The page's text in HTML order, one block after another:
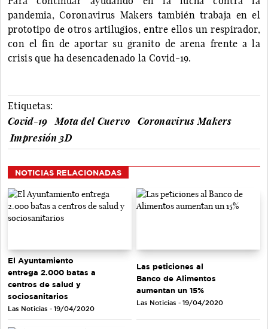
pandemia, Coronavirus Makers también trabaja en el
prototipo de otros artilugios, entre ellos un respirador,
con el fin de aportar su granito de arena frente a la
crisis que ha desencadenado la Covid-19.
Etiquetas:
Covid-19
Mota del Cuervo
Coronavirus Makers
Impresión 3D
NOTICIAS RELACIONADAS
El Ayuntamiento
entrega 2.000 batas a
centros de salud y
sociosanitarios
Las Noticias - 19/04/2020
Las peticiones al
Banco de Alimentos
aumentan un 15%
Las Noticias - 19/04/2020